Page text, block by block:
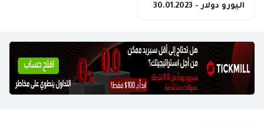
اليورو دولار - 30.01.2023